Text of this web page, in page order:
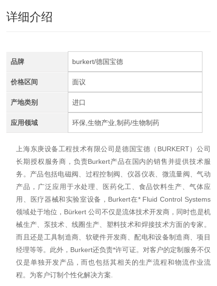
详细介绍
品牌 burkert/德国宝德
价格区间 面议
产地类别 进口
应用领域 环保,生物产业,制药/生物制药
上海东庚设备工程技术有限公司是德国宝德（BURKERT）公司
长期授权服务商，负责Burkert产品在国内的销售并提供技术服
务。产品包括电磁阀、过程控制阀、仪器仪表、微流量阀、气动
产品，广泛应用于水处理、医药化工、食品饮料生产、气体应
用、医疗器械和实验室设备，Burkert在* Fluid Control Systems
领域处于地位，Bürkert 公司不仅是流体技术开发商，同时也是机
械生产、泵技术、线圈生产、塑料技术和焊接技术方面的专家。
而且还是工具制造商、软硬件开发商、配电和设备制造商、项目
经理等等。此外，Burkert还负责*许可证。对客户的定制服务不仅
仅是单独开发产品，而也包括其相关的生产流程和物流作业流
程。为客户订制个性化解决方案.